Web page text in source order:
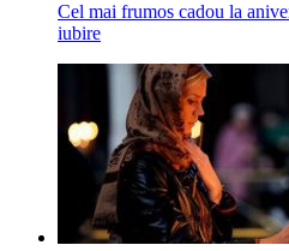
Cel mai frumos cadou la
iubire